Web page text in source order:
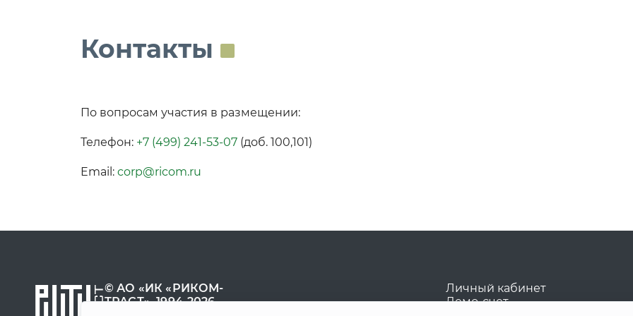
Контакты
По вопросам участия в размещении:
Телефон: +7 (499) 241-53-07 (доб. 100,101)
Email: corp@ricom.ru
© АО «ИК «РИКОМ-
ТРАСТ», 1994-2026
Личный кабинет
Демо-счет